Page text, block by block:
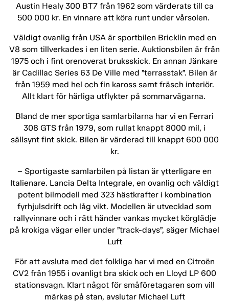
Austin Healy 300 BT7 från 1962 som värderats till ca
500 000 kr. En vinnare att köra runt under vårsolen.
Väldigt ovanlig från USA är sportbilen Bricklin med en
V8 som tillverkades i en liten serie. Auktionsbilen är från
1975 och i fint orenoverat bruksskick. En annan Jänkare
är Cadillac Series 63 De Ville med ”terrasstak”. Bilen är
från 1959 med hel och fin kaross samt fräsch interiör.
Allt klart för härliga utflykter på sommarvägarna.
Bland de mer sportiga samlarbilarna har vi en Ferrari
308 GTS från 1979, som rullat knappt 8000 mil, i
sällsynt fint skick. Bilen är värderad till knappt 600 000
kr.
– Sportigaste samlarbilen på listan är ytterligare en
Italienare. Lancia Delta Integrale, en ovanlig och väldigt
potent bilmodell med 323 hästkrafter i kombination
fyrhjulsdrift och låg vikt. Modellen är utvecklad som
rallyvinnare och i rätt händer vankas mycket körglädje
på krokiga vägar eller under ”track-days”, säger Michael
Luft
För att avsluta med det folkliga har vi med en Citroën
CV2 från 1955 i ovanligt bra skick och en Lloyd LP 600
stationsvagn. Klart något för småföretagaren som vill
märkas på stan, avslutar Michael Luft